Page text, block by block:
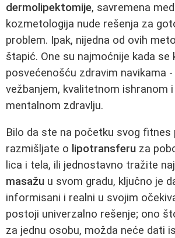
dermolipektomije, savremena
kozmetologija nude rešenja za
problem. Ipak, nijedna od ovih
štapić. One su najmoćnije kada se
posvećenošću zdravim navikama
vežbanjem, kvalitetnom ishranom
mentalnom zdravlju.
Bilo da ste na početku svog fitnes
razmišljate o lipotransferu za
lica i tela, ili jednostavno tražite
masažu u svom gradu, ključno je
informisani i realni u svojim
postoji univerzalno rešenje; ono
za jednu osobu, možda neće dati